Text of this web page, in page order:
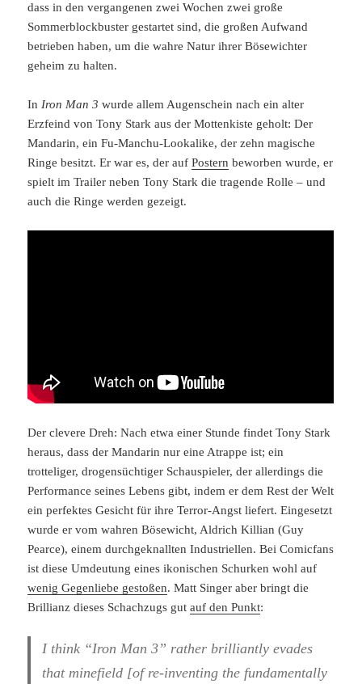
dass in den vergangenen zwei Wochen zwei große
Sommerblockbuster gestartet sind, die großen Aufwand
betrieben haben, um die wahre Natur ihrer Bösewichter
geheim zu halten.
In Iron Man 3 wurde allem Augenschein nach ein alter
Erzfeind von Tony Stark aus der Mottenkiste geholt: Der
Mandarin, ein Fu-Manchu-Lookalike, der zehn magische
Ringe besitzt. Er war es, der aufPostern beworben wurde, er
spielt im Trailer neben Tony Stark die tragende Rolle – und
auch die Ringe werden gezeigt.
Der clevere Dreh: Nach etwa einer Stunde findet Tony Stark
heraus, dass der Mandarin nur eine Atrappe ist; ein
trotteliger, drogensüchtiger Schauspieler, der allerdings die
Performance seines Lebens gibt, indem er dem Rest der Welt
ein perfektes Gesicht für ihre Terror-Angst liefert. Eingesetzt
wurde er vom wahren Bösewicht, Aldrich Killian (Guy
Pearce), einem durchgeknallten Industriellen. Bei Comicfans
ist diese Umdeutung eines ikonischen Schurken wohl auf
wenig Gegenliebe gestoßen. Matt Singer aber bringt die
Brillianz dieses Schachzugs gutauf den Punkt:
I think “Iron Man 3” rather brilliantly evades
that minefield [of re-inventing the fundamentally